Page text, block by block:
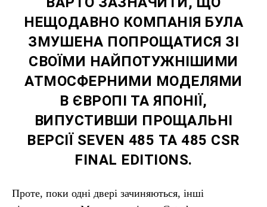
НЕЩОДАВНО КОМПАНІЯ БУЛА
ЗМУШЕНА ПОПРОЩАТИСЯ ЗІ
СВОЇМИ НАЙПОТУЖНІШИМИ
АТМОСФЕРНИМИ МОДЕЛЯМИ
В ЄВРОПІ ТА ЯПОНІЇ,
ВИПУСТИВШИ ПРОЩАЛЬНІ
ВЕРСІЇ SEVEN 485 ТА 485 CSR
FINAL EDITIONS.
Проте, поки одні двері зачиняються, інші